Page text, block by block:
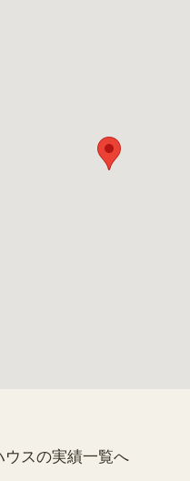
ウスの実績一覧へ